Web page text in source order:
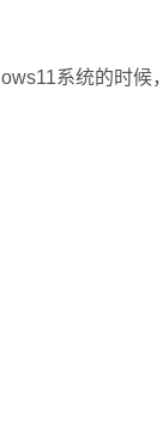
系统的时候，